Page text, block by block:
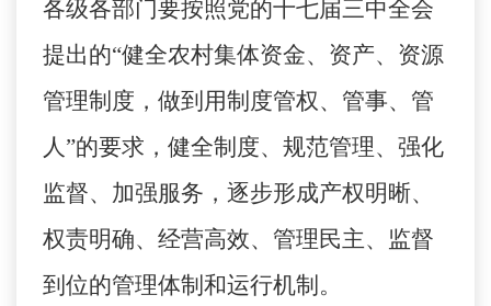
各级各部门要按照党的十七届三中全会
提出的“健全农村集体资金、资产、资源
管理制度，做到用制度管权、管事、管
人”的要求，健全制度、规范管理、强化
监督、加强服务，逐步形成产权明晰、
权责明确、经营高效、管理民主、监督
到位的管理体制和运行机制。